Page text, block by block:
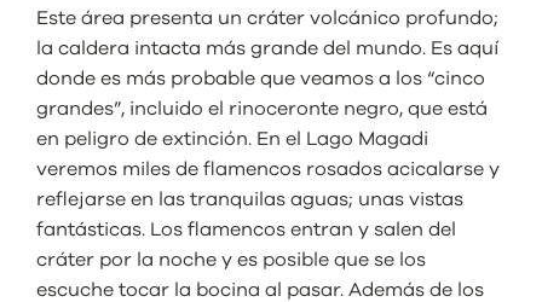
Este área presenta un cráter volcánico profundo;
la caldera intacta más grande del mundo. Es aquí
donde es más probable que veamos a los “cinco
grandes”, incluido el rinoceronte negro, que está
en peligro de extinción. En el Lago Magadi
veremos miles de flamencos rosados acicalarse y
reflejarse en las tranquilas aguas; unas vistas
fantásticas. Los flamencos entran y salen del
cráter por la noche y es posible que se los
escuche tocar la bocina al pasar. Además de los